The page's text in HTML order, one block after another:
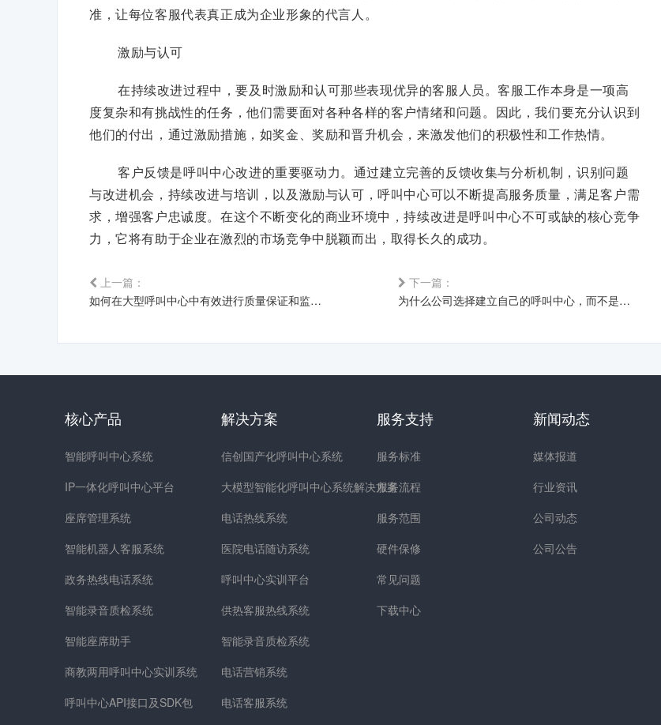
准，让每位客服代表真正成为企业形象的代言人。
激励与认可
在持续改进过程中，要及时激励和认可那些表现优异的客服人员。客服工作本身是一项高
度复杂和有挑战性的任务，他们需要面对各种各样的客户情绪和问题。因此，我们要充分认识到
他们的付出，通过激励措施，如奖金、奖励和晋升机会，来激发他们的积极性和工作热情。
客户反馈是呼叫中心改进的重要驱动力。通过建立完善的反馈收集与分析机制，识别问题
与改进机会，持续改进与培训，以及激励与认可，呼叫中心可以不断提高服务质量，满足客户需
求，增强客户忠诚度。在这个不断变化的商业环境中，持续改进是呼叫中心不可或缺的核心竞争
力，它将有助于企业在激烈的市场竞争中脱颖而出，取得长久的成功。
上一篇：
如何在大型呼叫中心中有效进行质量保证和监控坐席绩效？
下一篇：
为什么公司选择建立自己的呼叫中心，而不是外包给第三方服务提供
核心产品
智能呼叫中心系统
IP一体化呼叫中心平台
座席管理系统
智能机器人客服系统
政务热线电话系统
智能录音质检系统
智能座席助手
商教两用呼叫中心实训系统
呼叫中心API接口及SDK包
解决方案
信创国产化呼叫中心系统
大模型智能化呼叫中心系统解决方案
电话热线系统
医院电话随访系统
呼叫中心实训平台
供热客服热线系统
智能录音质检系统
电话营销系统
电话客服系统
服务支持
服务标准
服务流程
服务范围
硬件保修
常见问题
下载中心
新闻动态
媒体报道
行业资讯
公司动态
公司公告